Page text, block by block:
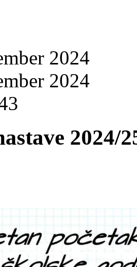
2024
2024
2024/